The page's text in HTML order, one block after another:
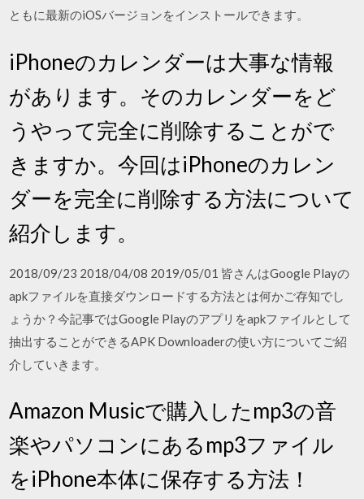
ともに最新のiOSバージョンをインストールできます。
iPhoneのカレンダーは大事な情報
があります。そのカレンダーをど
うやって完全に削除することがで
きますか。今回はiPhoneのカレン
ダーを完全に削除する方法について
紹介します。
2018/09/23 2018/04/08 2019/05/01 皆さんはGoogle Playの
apkファイルを直接ダウンロードする方法とは何かご存知でし
ょうか？今記事ではGoogle Playのアプリをapkファイルとして
抽出することができるAPK Downloaderの使い方についてご紹
介していきます。
Amazon Musicで購入したmp3の音
楽やパソコンにあるmp3ファイル
をiPhone本体に保存する方法！